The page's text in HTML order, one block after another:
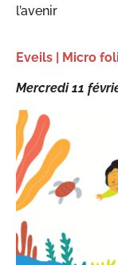
l’avenir
Eveils | Micro
Mercredi 11